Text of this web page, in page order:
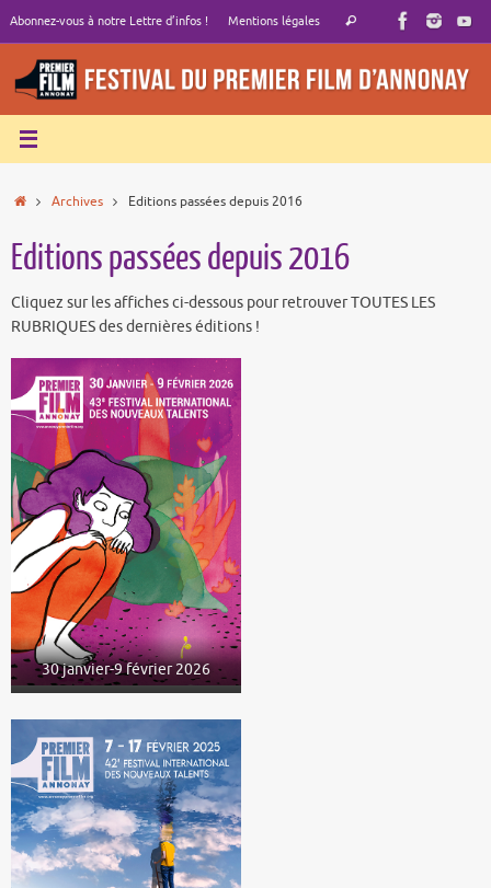
contenu
Abonnez-vous à notre Lettre d’infos ! Mentions légales
Recherche
Rechercher
AccueilArchives Editions passées depuis 2016
Editions passées depuis 2016
Cliquez sur les affiches ci-dessous pour retrouver TOUTES LES
RUBRIQUES des dernières éditions !
30 janvier-9 février 2026